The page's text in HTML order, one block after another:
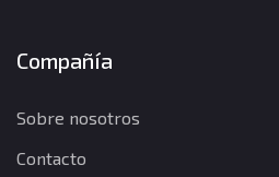
Compañía
Sobre nosotros
Contacto